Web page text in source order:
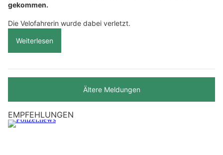
gekommen.
Die Velofahrerin wurde dabei verletzt.
Weiterlesen
Ältere Meldungen
EMPFEHLUNGEN